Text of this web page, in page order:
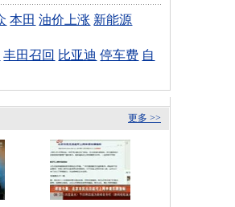
本田 油价上涨 新能源
丰田召回 比亚迪 停车费 自
更多 >>